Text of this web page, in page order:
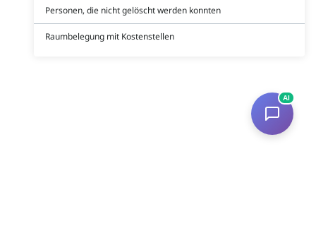
Personen, die nicht gelöscht werden konnten
Raumbelegung mit Kostenstellen
AI